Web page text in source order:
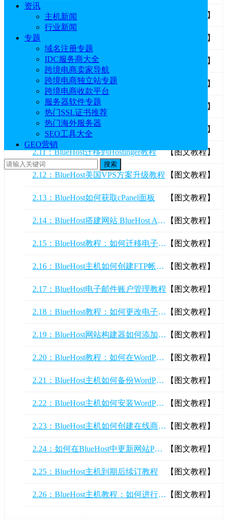
资讯
主机新闻
行业新闻
专题
域名注册专题
IDC服务商大全
跨境电商卖家导航
跨境电商独立站专题
跨境电商收款平台
服务器软件专题
热门SSL证书推荐
热门海外服务器
SEO工具大全
GEO营销
搜索
【图文教程】
【图文教程】
【图文教程】
【图文教程】
【图文教程】
【图文教程】
2.11：BlueHost迁移到Hostinger教程 【图文教程】
2.12：BlueHost美国VPS方案升级教程 【图文教程】
2.13：BlueHost如何获取cPanel面板 【图文教程】
2.14：BlueHost搭建网站 BlueHost AI网站构建器使用教程 【图文教程】
2.15：BlueHost教程：如何迁移电子邮件帐户 【图文教程】
2.16：BlueHost主机如何创建FTP帐户? 【图文教程】
2.17：BlueHost电子邮件账户管理教程 【图文教程】
2.18：BlueHost教程：如何更改电子邮件帐户的配额? 【图文教程】
2.19：BlueHost网站构建器如何添加和管理视频？ 【图文教程】
2.20：BlueHost教程：如何在WordPress中创建目录？ 【图文教程】
2.21：BlueHost主机如何备份WordPress网站? 【图文教程】
2.22：BlueHost主机如何安装WordPress？ 【图文教程】
2.23：BlueHost主机如何创建在线商店？ 【图文教程】
2.24：如何在BlueHost中更新网站PHP版本？ 【图文教程】
2.25：BlueHost主机到期后续订教程 【图文教程】
2.26：BlueHost主机教程：如何进行WordPress网站优化 【图文教程】